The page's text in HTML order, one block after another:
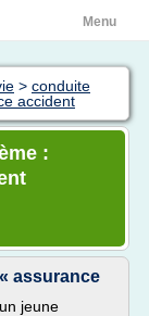
Menu
> conduite
accident
:
assurance
jeune